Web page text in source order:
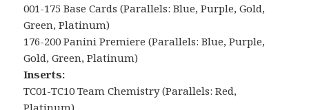
001-175 Base Cards (Parallels: Blue, Purple, Gold,
Green, Platinum)
176-200 Panini Premiere (Parallels: Blue, Purple,
Gold, Green, Platinum)
Inserts:
TC01-TC10 Team Chemistry (Parallels: Red,